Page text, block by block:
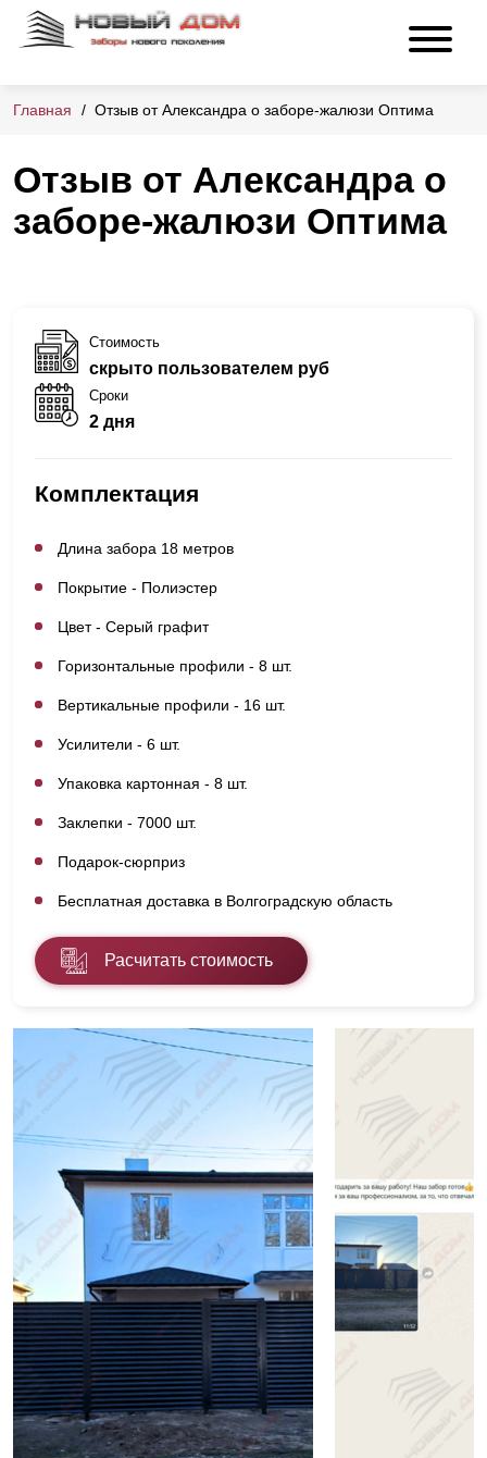
Главная Отзыв от Александра о заборе-жалюзи Оптима
Отзыв от Александра о
заборе-жалюзи Оптима
Стоимость
скрыто пользователем руб
Сроки
2 дня
Комплектация
Длина забора 18 метров
Покрытие - Полиэстер
Цвет - Серый графит
Горизонтальные профили - 8 шт.
Вертикальные профили - 16 шт.
Усилители - 6 шт.
Упаковка картонная - 8 шт.
Заклепки - 7000 шт.
Подарок-сюрприз
Бесплатная доставка в Волгоградскую область
Расчитать стоимость